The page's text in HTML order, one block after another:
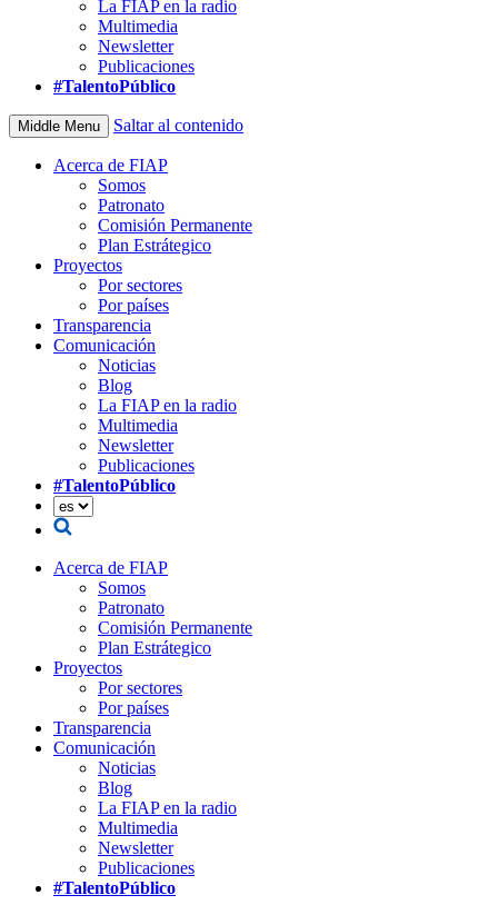
La FIAP en la radio
Multimedia
Newsletter
Publicaciones
#TalentoPúblico
Middle Menu Saltar al contenido
Acerca de FIAP
Somos
Patronato
Comisión Permanente
Plan Estrátegico
Proyectos
Por sectores
Por países
Transparencia
Comunicación
Noticias
Blog
La FIAP en la radio
Multimedia
Newsletter
Publicaciones
#TalentoPúblico
Acerca de FIAP
Somos
Patronato
Comisión Permanente
Plan Estrátegico
Proyectos
Por sectores
Por países
Transparencia
Comunicación
Noticias
Blog
La FIAP en la radio
Multimedia
Newsletter
Publicaciones
#TalentoPúblico